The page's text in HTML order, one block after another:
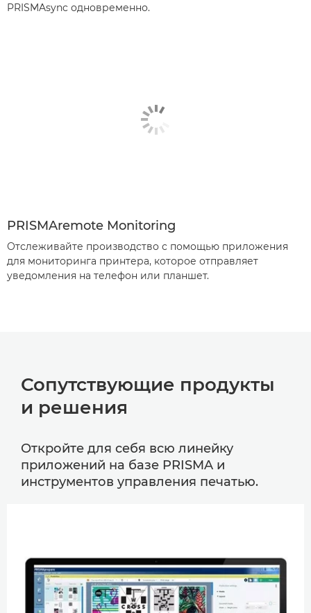
PRISMAsync одновременно.
PRISMAremote Monitoring
Отслеживайте производство с помощью приложения
для мониторинга принтера, которое отправляет
уведомления на телефон или планшет.
Сопутствующие продукты
и решения
Откройте для себя всю линейку
приложений на базе PRISMA и
инструментов управления печатью.